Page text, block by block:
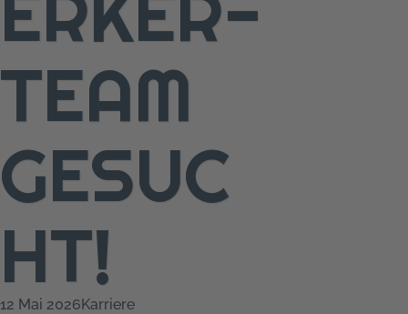
TEAM
GESUC
HT!
12 Mai 2026Karriere